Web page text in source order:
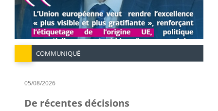
COMMUNIQUÉ
05/08/2026
De récentes décisions